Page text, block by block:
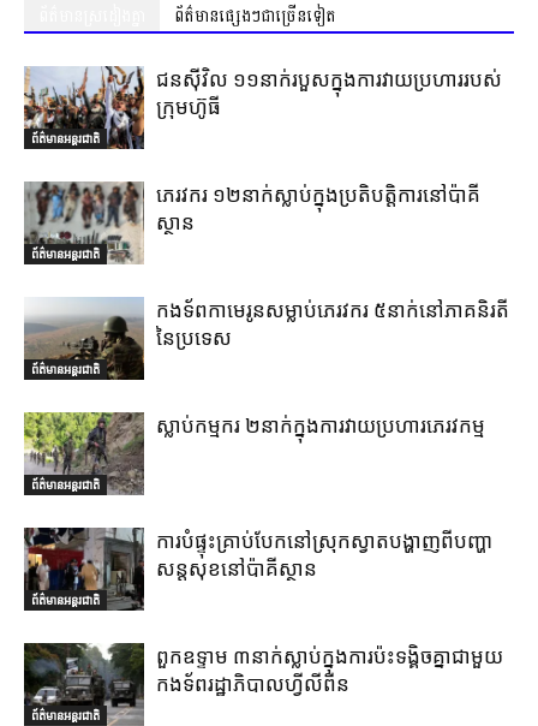
ព័ត៌មានផ្សេងៗជាច្រើនទៀត
ព័ត៌មានអន្តរជាតិ
ជនស៊ីវិល ១១នាក់របួសក្នុងការវាយប្រហាររបស់
ក្រុមហ៊ូធី
ព័ត៌មានអន្តរជាតិ
ភេរវករ ១២នាក់ស្លាប់ក្នុងប្រតិបត្តិការនៅប៉ាគី
ស្ថាន
ព័ត៌មានអន្តរជាតិ
កងទ័ពកាមេរូនសម្លាប់ភេរវករ ៥នាក់នៅភាគនិរតី
នៃប្រទេស
ព័ត៌មានអន្តរជាតិ
ស្លាប់កម្មករ ២នាក់ក្នុងការវាយប្រហារភេរវកម្ម
ព័ត៌មានអន្តរជាតិ
ការបំផ្ទុះគ្រាប់បែកនៅស្រុកស្វាតបង្ហាញពីបញ្ហា
សន្តសុខនៅប៉ាគីស្ថាន
ព័ត៌មានអន្តរជាតិ
ពួកឧទ្ទាម ៣នាក់ស្លាប់ក្នុងការប៉ះទង្គិចគ្នាជាមួយ
កងទ័ពរដ្ឋាភិបាលហ្វីលីពីន